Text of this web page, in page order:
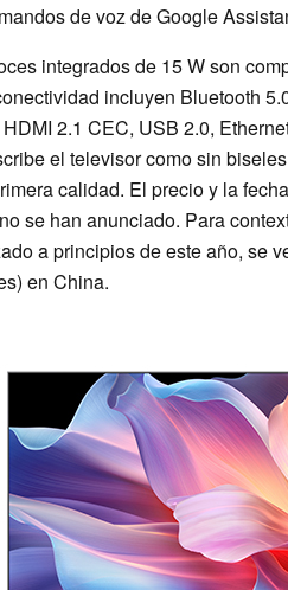
de voz de Google
integrados de 15 W son
incluyen Bluetooth
2.1 CEC, USB 2.0,
el televisor como sin
calidad. El precio y la
se han anunciado. Para
a principios de este año, se
en China.